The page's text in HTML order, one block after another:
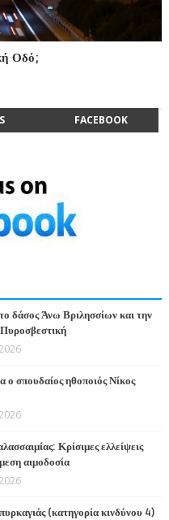
Οδό;
FACEBOOK
δάσος Άνω Βριλησσίων και την
ο σπουδαίος ηθοποιός Νίκος
Κρίσιμες ελλείψεις
αιμοδοσία
(κατηγορία κινδύνου 4)